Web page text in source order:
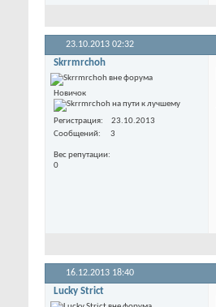
23.10.2013 02:32
Skrrmrchoh
Новичок
Регистрация
23.10.2013
Сообщений
3
Вес репутации
0
16.12.2013 18:40
Lucky Strict